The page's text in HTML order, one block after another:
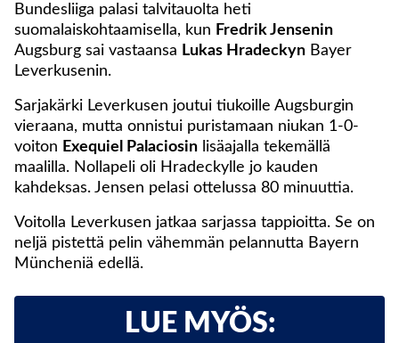
Bundesliiga palasi talvitauolta heti
suomalaiskohtaamisella, kun Fredrik Jensenin
Augsburg sai vastaansa Lukas Hradeckyn Bayer
Leverkusenin.
Sarjakärki Leverkusen joutui tiukoille Augsburgin
vieraana, mutta onnistui puristamaan niukan 1-0-
voiton Exequiel Palaciosin lisäajalla tekemällä
maalilla. Nollapeli oli Hradeckylle jo kauden
kahdeksas. Jensen pelasi ottelussa 80 minuuttia.
Voitolla Leverkusen jatkaa sarjassa tappioitta. Se on
neljä pistettä pelin vähemmän pelannutta Bayern
Müncheniä edellä.
LUE MYÖS: